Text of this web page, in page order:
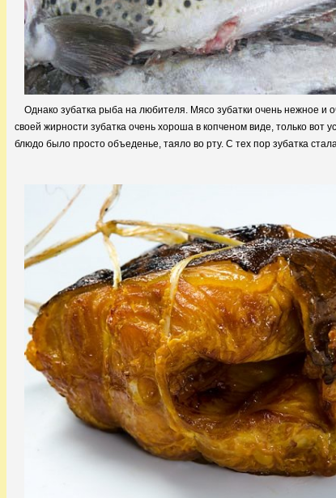
Однако зубатка рыба на любителя. Мясо зубатки очень нежное и
своей жирности зубатка очень хороша в копченом виде, только
блюдо было просто объеденье, таяло во рту. С тех пор зубатка